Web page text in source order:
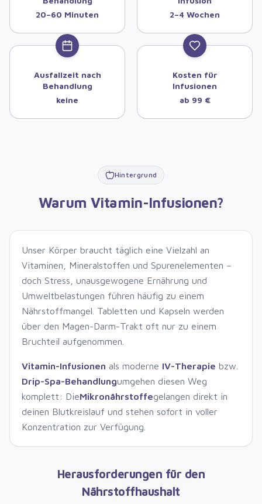
20–60 Minuten
2–4 Wochen
Ausfallzeit nach
Behandlung
keine
Kosten für
Infusionen
ab 99 €
Hintergrund
Warum Vitamin-Infusionen?
Unser Körper braucht täglich eine Vielzahl an
Vitaminen, Mineralstoffen und Spurenelementen –
doch Stress, unausgewogene Ernährung und
Umweltbelastungen führen häufig zu einem
Nährstoffmangel. Tabletten und Kapseln werden
über den Magen-Darm-Trakt oft nur zu einem
Bruchteil aufgenommen.
Vitamin-Infusionen als moderne IV-Therapie bzw.
Drip-Spa-Behandlungumgehen diesen Weg
komplett: DieMikronährstoffegelangen direkt in
deinen Blutkreislauf und stehen sofort in voller
Konzentration zur Verfügung.
Herausforderungen für den
Nährstoffhaushalt